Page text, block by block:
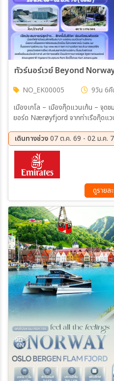
ตั้งแต่วันที่
ถึงวันที่
เฉพาะเดือน
เฉพาะเทศกาล
ค้
NO_EK00005 9วัน 6คื
เมืองเกโล – เมืองกุ๊ดแวนเก้น – จุด
ยอร์ด Nærøyfjord จากท่าเรือกุ๊ดแว
สถานีไมร์ดัล (Flåmsbana railway)
เกน เมืองเบอร์เกน – นั่งรถราง Fløibanen Funicular (รวมค่ารถราง
ไป-กลับ) – นั่งกระเช้า จาก เบอร์เกน
กลับ) – ตลาดปลาเบอร์เกน เมืองเบ
Voss church – ศูนย์การค้า Thon
งกอล – เมืองออสโล – ป้อมปราการ
รัฐสภาแห่งนอร์เวย์ – ถนน Karl
แห่งชาติ – โอเปร่าออสโล – สวนม
– รูปปั้น Gustav Vigeland Statue
เดินทางช่วง07 ต.ค. 69 - 02 ม.ค.
07 ต.ค. 69 - 15 ต.ค. 69
13 พ.ย. 69 - 21 พ.ย. 69
25 ธ.ค. 69 - 02 ม.ค. 70
ดูรายล